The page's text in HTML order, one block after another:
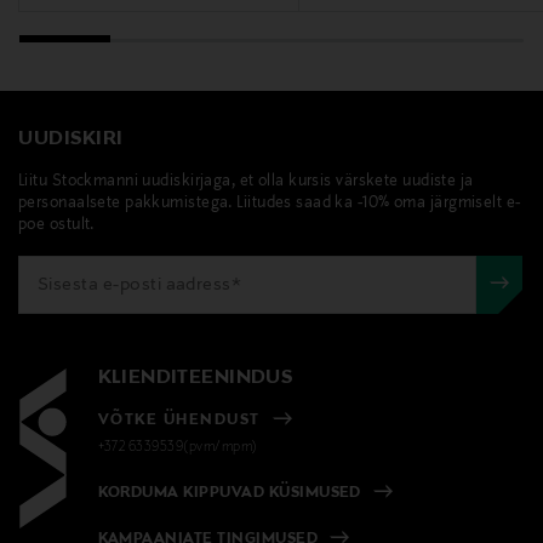
UUDISKIRI
Liitu Stockmanni uudiskirjaga, et olla kursis värskete uudiste ja
personaalsete pakkumistega. Liitudes saad ka -10% oma järgmiselt e-
poe ostult.
KLIENDITEENINDUS
VÕTKE ÜHENDUST
+372 6339539(pvm/mpm)
KORDUMA KIPPUVAD KÜSIMUSED
KAMPAANIATE TINGIMUSED